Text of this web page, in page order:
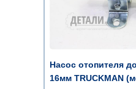
Насос отопителя
16мм TRUСKMAN